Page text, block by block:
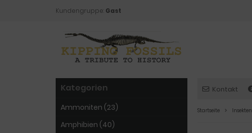
Kundengruppe: Gast
Kontakt
Startseite Insekten
Kategorien
Ammoniten (23)
Amphibien (40)